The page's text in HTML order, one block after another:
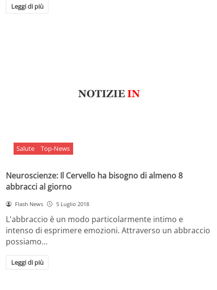
Leggi di più
Salute Top-News
Neuroscienze: Il Cervello ha bisogno di almeno 8
abbracci al giorno
Flash News 5 Luglio 2018
L'abbraccio è un modo particolarmente intimo e
intenso di esprimere emozioni. Attraverso un abbraccio
possiamo…
Leggi di più